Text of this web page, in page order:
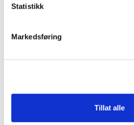
Statistikk
Markedsføring
Tillat alle